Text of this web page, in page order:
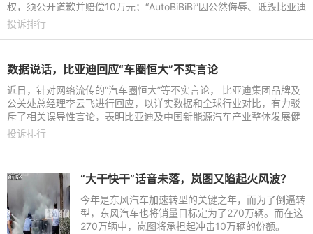
权，须公开道歉并赔偿10万元；“AutoBiBiBi”因公然侮辱、诋毁比亚迪
及高管，经法院判
投诉排行
数据说话，比亚迪回应“车圈恒大”不实言论
近日，针对网络流传的“汽车圈恒大”等不实言论， 比亚迪集团品牌及
公关处总经理李云飞进行回应，以详实数据和全球行业对比，有力驳
斥了相关误导性言论，表明比亚迪及中国新能源汽车产业整体发展健
康、财务稳健、增长
投诉排行
“大干快干”话音未落，岚图又陷起火风波？
今年是东风汽车加速转型的关键之年，而为了倒逼转
型，东风汽车也将销量目标定为了270万辆。而在这
270万辆中，岚图将承担起冲击10万辆的份额。